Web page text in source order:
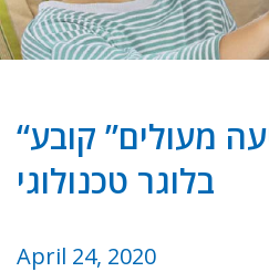
“מכשירי שמיעה מעולים” קובע
בלוגר טכנולוגי
April 24, 2020